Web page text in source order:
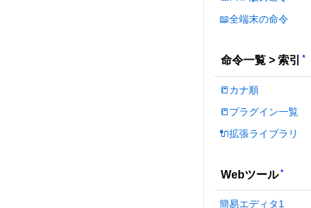
📖全端末の命令
命令一覧 > 索引 *
📒カナ順
📒プラグイン一覧
🔌拡張ライブラリ
Webツール *
簡易エディタ1